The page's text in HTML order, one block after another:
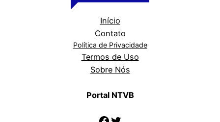
Início
Contato
Política de Privacidade
Termos de Uso
Sobre Nós
Portal NTVB